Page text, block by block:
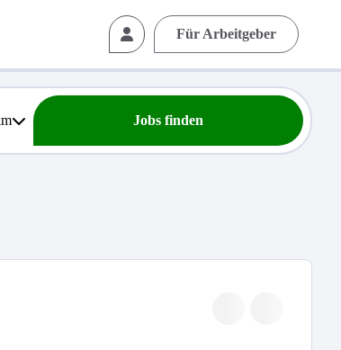
Für Arbeitgeber
Jobs finden